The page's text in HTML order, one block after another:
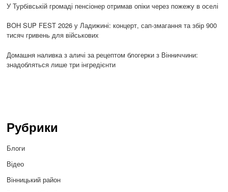
У Турбівській громаді пенсіонер отримав опіки через пожежу в оселі
BOH SUP FEST 2026 у Ладижині: концерт, сап-змагання та збір 900
тисяч гривень для військових
Домашня наливка з аличі за рецептом блогерки з Вінниччини:
знадобляться лише три інгредієнти
Рубрики
Блоги
Відео
Вінницький район